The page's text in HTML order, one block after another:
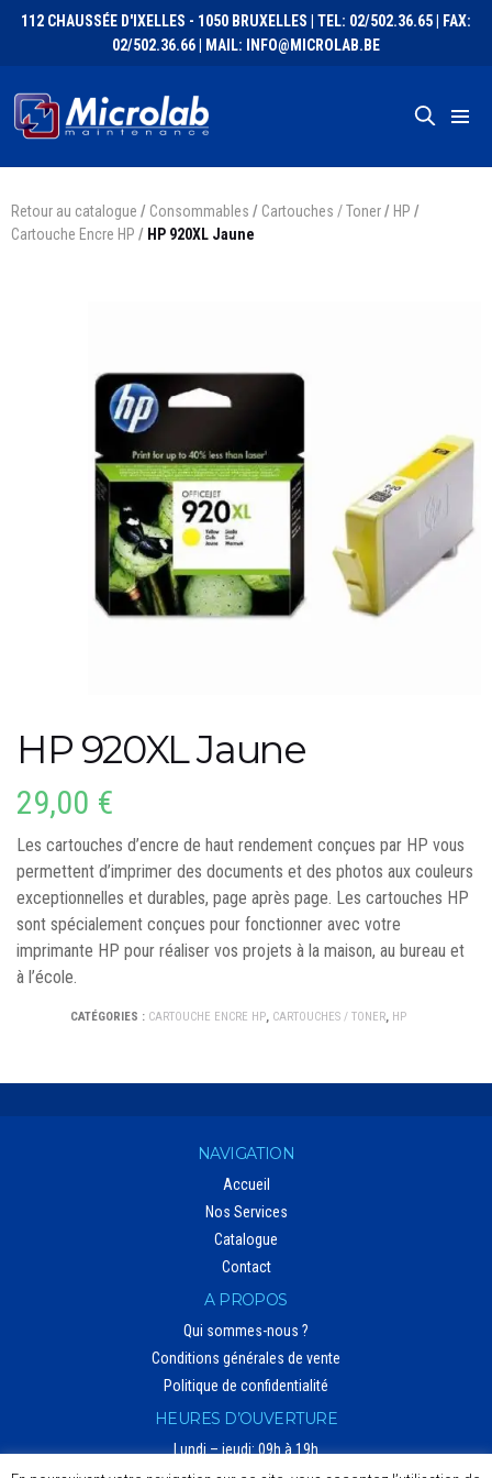
112 CHAUSSÉE D'IXELLES - 1050 BRUXELLES | TEL: 02/502.36.65 | FAX:
02/502.36.66 | MAIL: INFO@MICROLAB.BE
Retour au catalogue / Consommables / Cartouches / Toner/ HP /
Cartouche Encre HP / HP 920XL Jaune
HP 920XL Jaune
29,00 €
Les cartouches d’encre de haut rendement conçues par HP vous
permettent d’imprimer des documents et des photos aux couleurs
exceptionnelles et durables, page après page. Les cartouches HP
sont spécialement conçues pour fonctionner avec votre
imprimante HP pour réaliser vos projets à la maison, au bureau et
à l’école.
CATÉGORIES : CARTOUCHE ENCRE HP, CARTOUCHES / TONER, HP
NAVIGATION
Accueil
Nos Services
Catalogue
Contact
A PROPOS
Qui sommes-nous ?
Conditions générales de vente
Politique de confidentialité
HEURES D’OUVERTURE
Lundi – jeudi: 09h à 19h
Vendredi: 9h à 12h30 – 14h30 à 19h (heure d’hiver)